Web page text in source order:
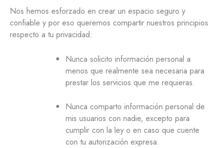
Nos hemos esforzado en crear un espacio seguro y
confiable y por eso queremos compartir nuestros principios
respecto a tu privacidad:
Nunca solicito información personal a
menos que realmente sea necesaria para
prestar los servicios que me requieras.
Nunca comparto información personal de
mis usuarios con nadie, excepto para
cumplir con la ley o en caso que cuente
con tu autorización expresa.